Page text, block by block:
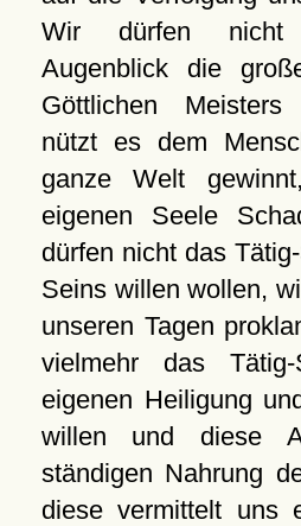
Wir dürfen nicht
Augenblick die
Göttlichen
nützt es dem
ganze Welt
eigenen Seele
dürfen nicht das
Seins willen wollen,
unseren Tagen
vielmehr das
eigenen Heiligung
willen und diese
ständigen Nahrung
diese vermittelt uns